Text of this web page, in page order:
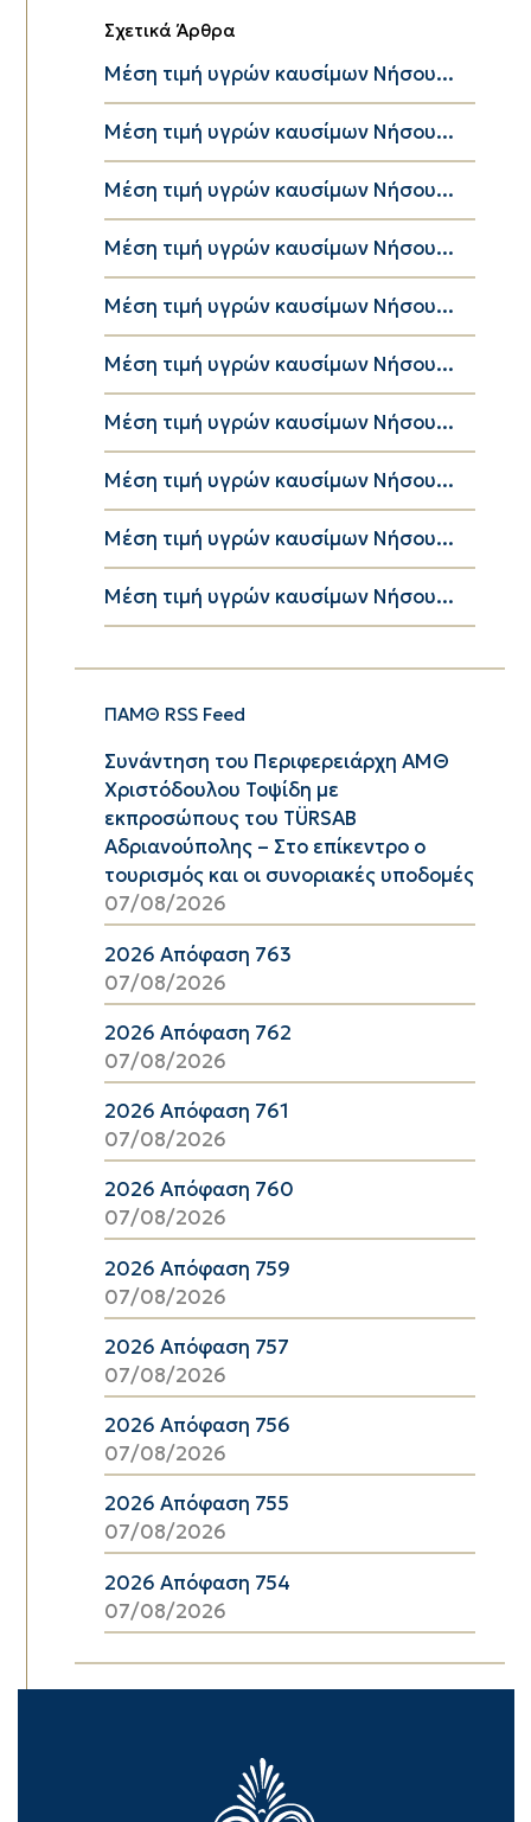
Σχετικά Άρθρα
Μέση τιμή υγρών καυσίμων Νήσου...
Μέση τιμή υγρών καυσίμων Νήσου...
Μέση τιμή υγρών καυσίμων Νήσου...
Μέση τιμή υγρών καυσίμων Νήσου...
Μέση τιμή υγρών καυσίμων Νήσου...
Μέση τιμή υγρών καυσίμων Νήσου...
Μέση τιμή υγρών καυσίμων Νήσου...
Μέση τιμή υγρών καυσίμων Νήσου...
Μέση τιμή υγρών καυσίμων Νήσου...
Μέση τιμή υγρών καυσίμων Νήσου...
ΠΑΜΘ RSS Feed
Συνάντηση του Περιφερειάρχη ΑΜΘ
Χριστόδουλου Τοψίδη με
εκπροσώπους του TÜRSAB
Αδριανούπολης – Στο επίκεντρο ο
τουρισμός και οι συνοριακές υποδομές
07/08/2026
2026 Απόφαση 763
07/08/2026
2026 Απόφαση 762
07/08/2026
2026 Απόφαση 761
07/08/2026
2026 Απόφαση 760
07/08/2026
2026 Απόφαση 759
07/08/2026
2026 Απόφαση 757
07/08/2026
2026 Απόφαση 756
07/08/2026
2026 Απόφαση 755
07/08/2026
2026 Απόφαση 754
07/08/2026